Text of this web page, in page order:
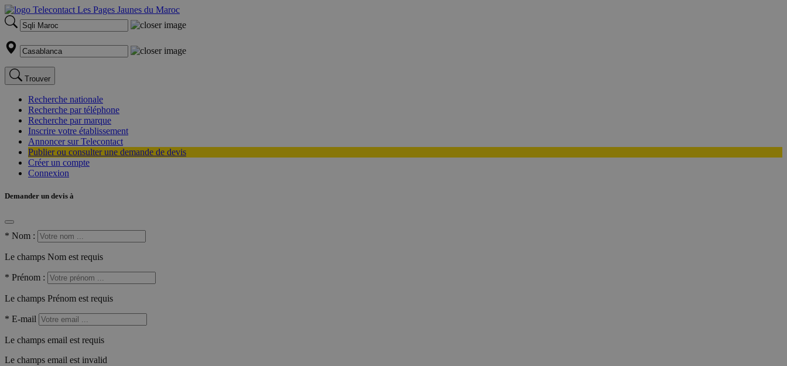
Trouver
Recherche nationale
Recherche par téléphone
Recherche par marque
Inscrire votre établissement
Annoncer sur Telecontact
Publier ou consulter une demande de devis
Créer un compte
Connexion
Demander un devis à
* Nom :
Le champs Nom est requis
* Prénom :
Le champs Prénom est requis
* E-mail
Le champs email est requis
Le champs email est invalid